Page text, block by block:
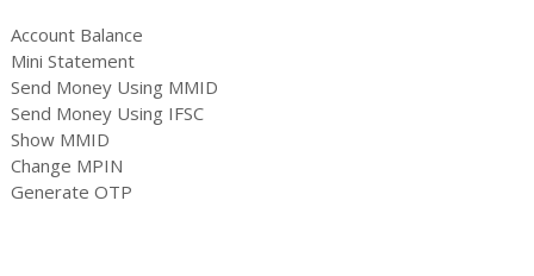
Account Balance
Mini Statement
Send Money Using MMID
Send Money Using IFSC
Show MMID
Change MPIN
Generate OTP